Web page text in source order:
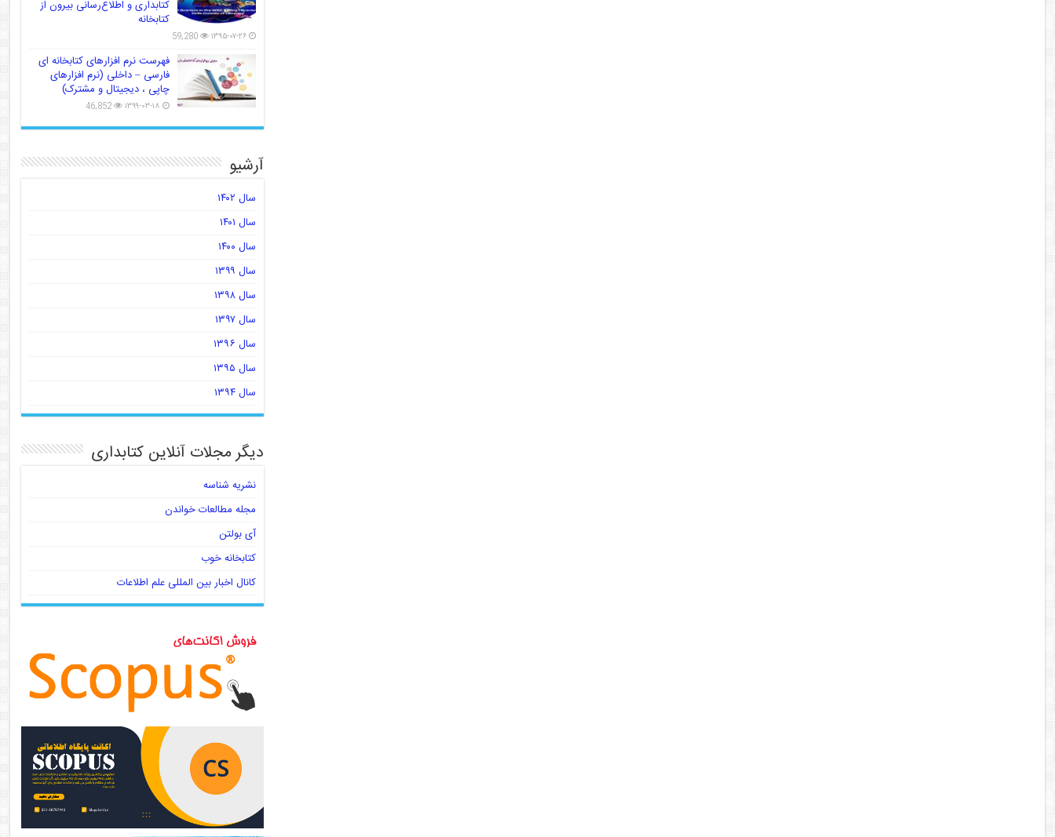
کتابداری و اطلاع‌رسانی بیرون از
کتابخانه
۱۳۹۵-۰۷-۲۶ 59,280
فهرست نرم افزارهای کتابخانه ای
فارسی – داخلی (نرم افزارهای
چاپی ، دیجیتال و مشترک)
۱۳۹۹-۰۳-۱۸ 46,852
آرشیو
سال ۱۴۰۲
سال ۱۴۰۱
سال ۱۴۰۰
سال ۱۳۹۹
سال ۱۳۹۸
سال ۱۳۹۷
سال ۱۳۹۶
سال ۱۳۹۵
سال ۱۳۹۴
دیگر مجلات آنلاین کتابداری
نشریه شناسه
مجله مطالعات خواندن
آی بولتن
کتابخانه خوب
کانال اخبار بین المللی علم اطلاعات